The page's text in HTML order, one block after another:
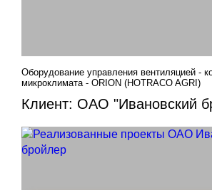
Клиент: ОАО "Ивановский
Оборудование управления вентиляцией -
микроклимата - ORION (HOTRACO AGRI)